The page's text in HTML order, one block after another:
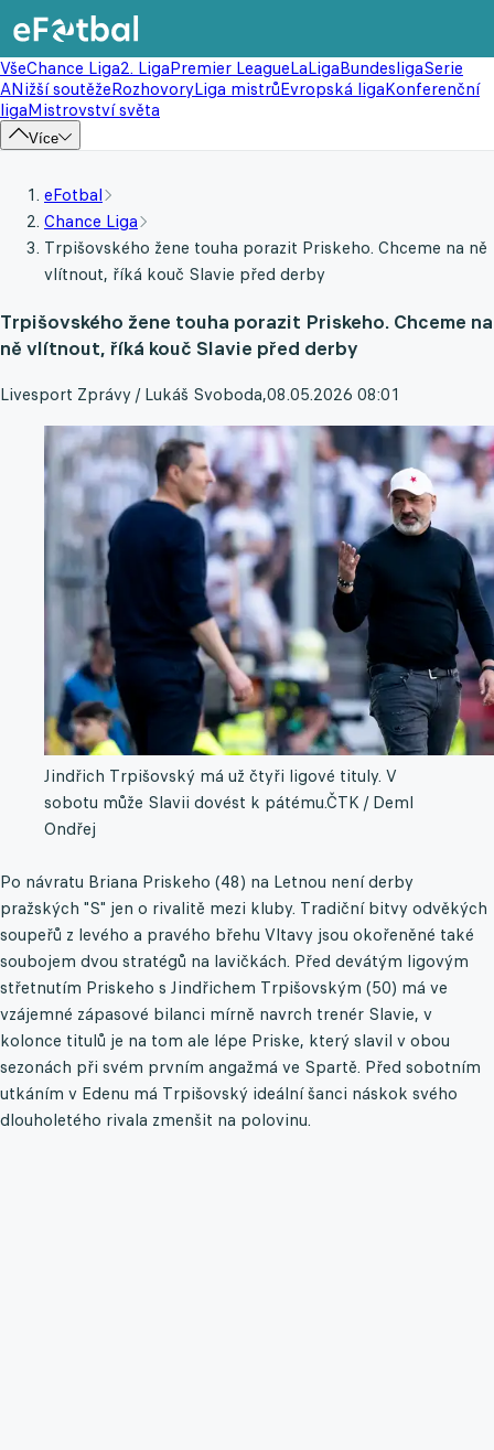
VšeChance Liga2. LigaPremier LeagueLaLigaBundesligaSerie
ANižší soutěžeRozhovoryLiga mistrůEvropská ligaKonferenční
ligaMistrovství světa
Více
eFotbal
Chance Liga
Trpišovského žene touha porazit Priskeho. Chceme na ně
vlítnout, říká kouč Slavie před derby
Trpišovského žene touha porazit Priskeho. Chceme na
ně vlítnout, říká kouč Slavie před derby
Livesport Zprávy / Lukáš Svoboda,08.05.2026 08:01
Jindřich Trpišovský má už čtyři ligové tituly. V
sobotu může Slavii dovést k pátému.ČTK / Deml
Ondřej
Po návratu Briana Priskeho (48) na Letnou není derby
pražských "S" jen o rivalitě mezi kluby. Tradiční bitvy odvěkých
soupeřů z levého a pravého břehu Vltavy jsou okořeněné také
soubojem dvou stratégů na lavičkách. Před devátým ligovým
střetnutím Priskeho s Jindřichem Trpišovským (50) má ve
vzájemné zápasové bilanci mírně navrch trenér Slavie, v
kolonce titulů je na tom ale lépe Priske, který slavil v obou
sezonách při svém prvním angažmá ve Spartě. Před sobotním
utkáním v Edenu má Trpišovský ideální šanci náskok svého
dlouholetého rivala zmenšit na polovinu.